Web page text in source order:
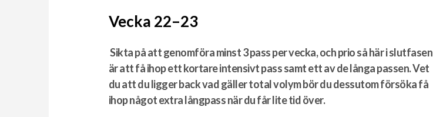
Vecka 22–23
Sikta på att genomföra minst 3 pass per vecka, och prio så här i slutfasen
är att få ihop ett kortare intensivt pass samt ett av de långa passen. Vet
du att du ligger back vad gäller total volym bör du dessutom försöka få
ihop något extra långpass när du får lite tid över.